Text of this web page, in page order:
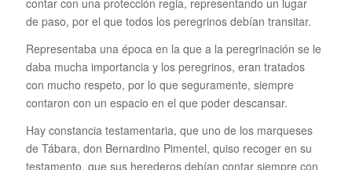
contar con una protección regia, representando un lugar
de paso, por el que todos los peregrinos debían transitar.
Representaba una época en la que a la peregrinación se le
daba mucha importancia y los peregrinos, eran tratados
con mucho respeto, por lo que seguramente, siempre
contaron con un espacio en el que poder descansar.
Hay constancia testamentaria, que uno de los marqueses
de Tábara, don Bernardino Pimentel, quiso recoger en su
testamento, que sus herederos debían contar siempre con